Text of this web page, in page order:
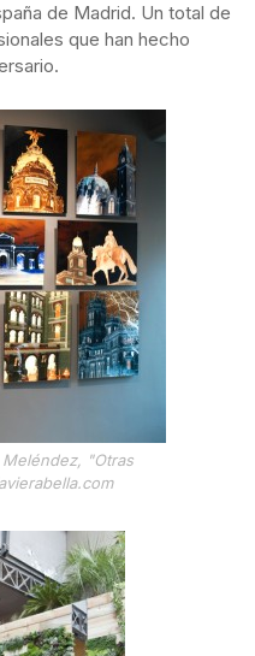
de Madrid. Un total de
que han hecho
"Otras